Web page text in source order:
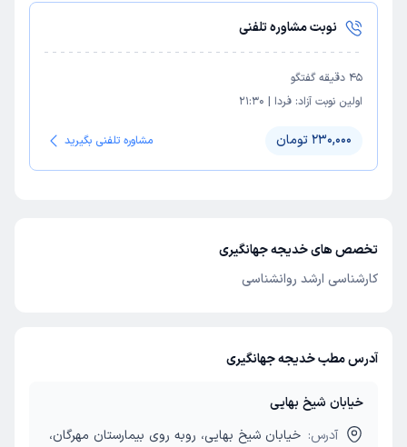
نوبت مشاوره تلفنی
45 دقیقه گفتگو
اولین نوبت آزاد: فردا |
21:30
230,000 تومان مشاوره تلفنی بگیرید
تخصص های خدیجه جهانگیری
کارشناسی ارشد روانشناسی
آدرس مطب خدیجه جهانگیری
خیابان شیخ بهایی
آدرس: خیابان شیخ بهایی، روبه روی بیمارستان مهرگان،